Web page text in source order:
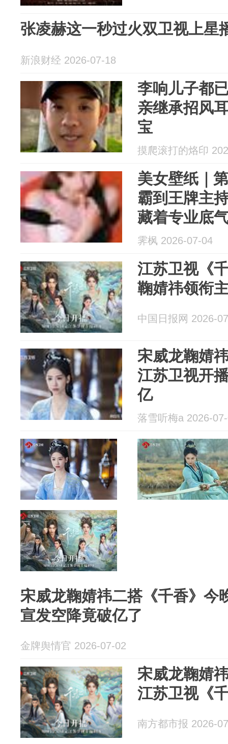
张凌赫这一秒过火双卫视上星
新浪财经 2026-07-18
李响儿子都
亲继承招风
宝
摸爬滚打的烙印
美女壁纸｜
霸到王牌主
藏着专业底
霁枫 2026-07-04
江苏卫视《
鞠婧祎领衔
中国日报网 2026-
宋威龙鞠婧
江苏卫视开
亿
落雪听梅a 2026-
宋威龙鞠婧祎二搭《千香》今
宣发空降竟破亿了
金牌舆情官 2026-07-02
宋威龙鞠婧
江苏卫视《
南方都市报 2026-